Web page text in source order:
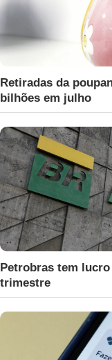
Retiradas da
bilhões em julho
Petrobras tem
trimestre